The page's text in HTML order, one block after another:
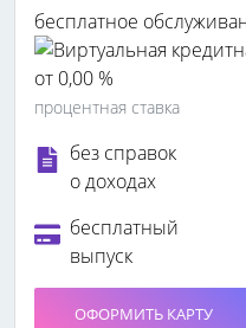
бесплатное
от 0,00 %
процентная ставка
без справок
о доходах
бесплатный
выпуск
ОФОРМИТЬ КАРТУ